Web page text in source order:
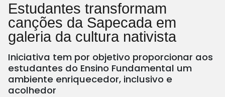
Estudantes transformam
canções da Sapecada em
galeria da cultura nativista
Iniciativa tem por objetivo proporcionar aos
estudantes do Ensino Fundamental um
ambiente enriquecedor, inclusivo e
acolhedor